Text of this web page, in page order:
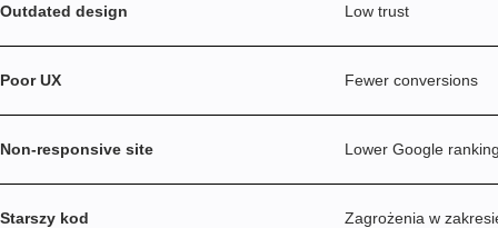
Outdated design Low trust
Poor UX Fewer conversions
Non-responsive site Lower Google
Starszy kod Zagrożenia w